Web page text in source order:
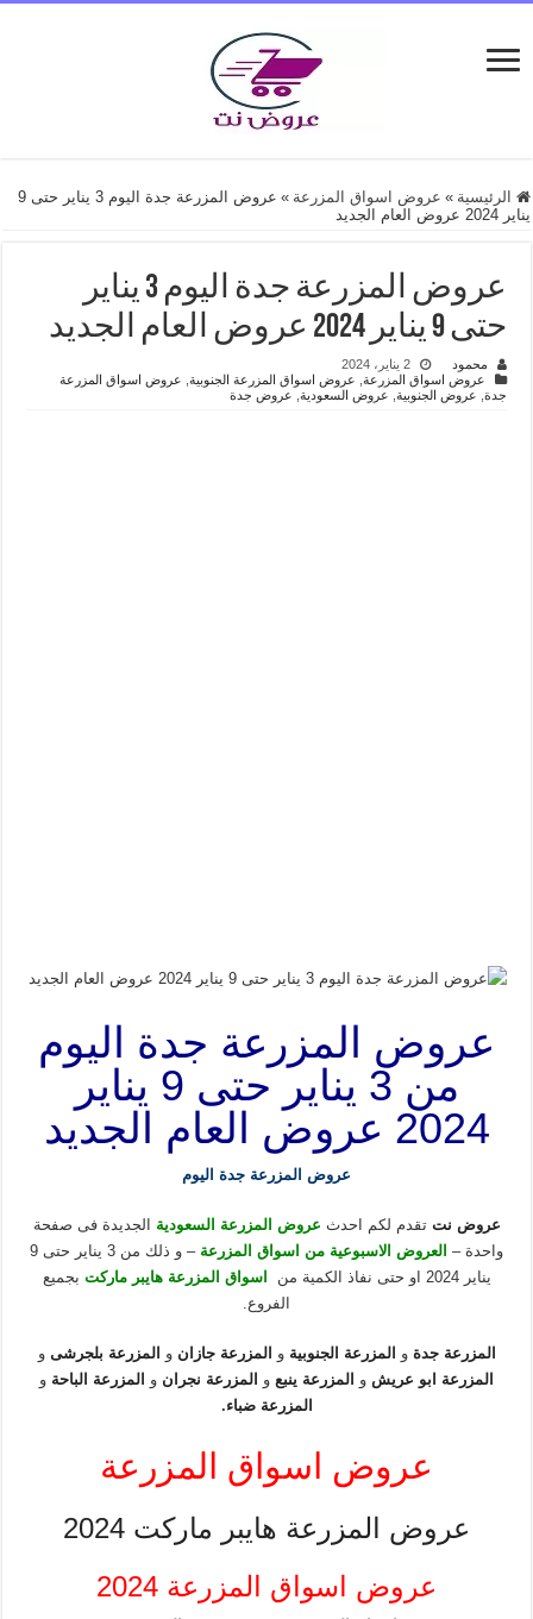
الرئيسية » عروض اسواق المزرعة »
عروض المزرعة جدة اليوم 3 يناير حتى 9
يناير 2024 عروض العام الجديد
عروض المزرعة جدة اليوم 3 يناير
حتى 9 يناير 2024 عروض العام الجديد
محمود
2 يناير، 2024
عروض اسواق المزرعة, عروض اسواق المزرعة الجنوبية, عروض اسواق المزرعة
جدة, عروض الجنوبية, عروض السعودية, عروض جدة
عروض المزرعة جدة اليوم
من 3 يناير حتى 9 يناير
2024 عروض العام الجديد
عروض المزرعة جدة اليوم
عروض نتتقدم لكم احدث عروض المزرعة السعودية الجديدة فى صفحة
واحدة – العروض الاسبوعية من اسواق المزرعة
– و ذلك من 3 يناير حتى 9
يناير 2024 او حتى نفاذ الكمية من
اسواق المزرعة هايبر ماركت بجميع
الفروع.
المزرعة جدةو المزرعة الجنوبيةو المزرعة جازانو المزرعة بلجرشىو
المزرعة ابو عريشو المزرعة ينبعو المزرعة نجرانو المزرعة الباحةو
المزرعة ضباء.
عروض اسواق المزرعة
عروض المزرعة هايبر ماركت 2024
عروض اسواق المزرعة 2024